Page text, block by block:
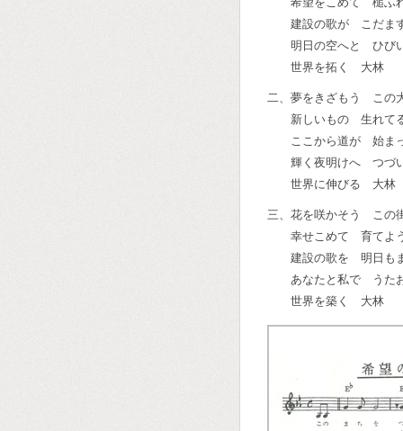
建設の歌が こだま
明日の空へと ひび
世界を拓く 大林
二、夢をきざもう この
新しいもの 生れて
ここから道が 始ま
輝く夜明けへ つづ
世界に伸びる 大林
三、花を咲かそう この
幸せこめて 育てよ
建設の歌を 明日も
あなたと私で うた
世界を築く 大林